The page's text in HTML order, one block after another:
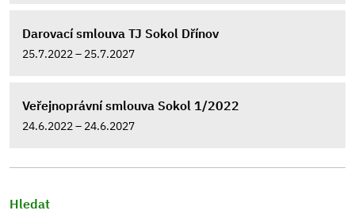
Darovací smlouva TJ Sokol Dřínov
25.7.2022 – 25.7.2027
Veřejnoprávní smlouva Sokol 1/2022
24.6.2022 – 24.6.2027
Hledat